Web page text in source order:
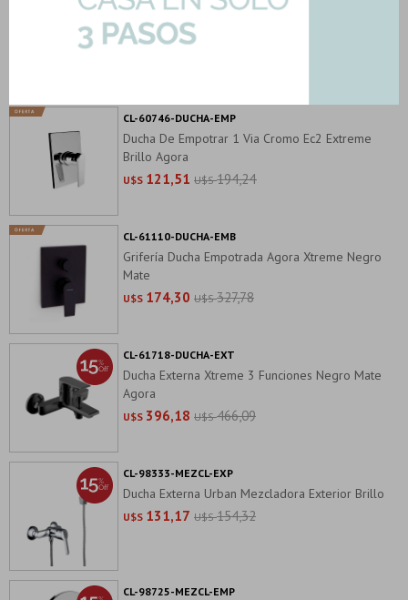
Griferia De Cocina Monocomando Clever Pull-
Down
Ducha De Empotrar 1 Via Cromo Ec2 Extreme
Brillo Agora
U$S 121,51 U$S 194,24
CL-60746-DUCHA-EMP
Grifería Ducha Empotrada Agora Xtreme Negro
Mate
U$S 174,30 U$S 327,78
CL-61110-DUCHA-EMB
Ducha Externa Xtreme 3 Funciones Negro Mate
Agora
U$S 396,18 U$S 466,09
CL-61718-DUCHA-EXT
Ducha Externa Urban Mezcladora Exterior Brillo
U$S 131,17 U$S 154,32
CL-98333-MEZCL-EXP
CL-98725-MEZCL-EMP